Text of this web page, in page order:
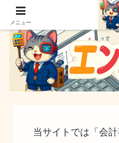
簿記でな
当サイトでは「会
メニュー